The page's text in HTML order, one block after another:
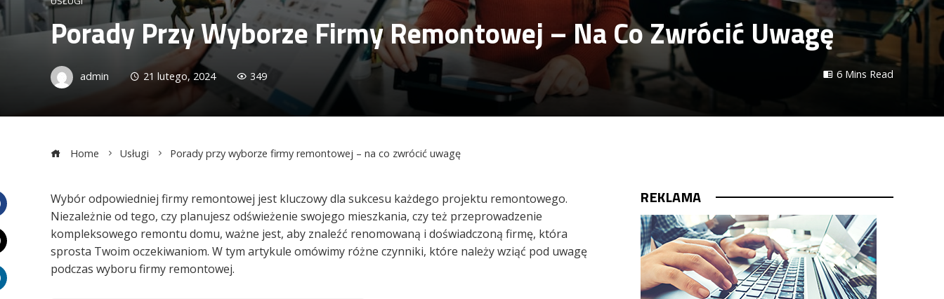
Porady Przy Wyborze Firmy Remontowej – Na Co Zwrócić Uwagę
admin 21 lutego, 2024 349 6 Mins Read
Home Usługi Porady przy wyborze firmy remontowej – na co zwrócić uwagę
Wybór odpowiedniej firmy remontowej jest kluczowy dla sukcesu każdego projektu remontowego.
Niezależnie od tego, czy planujesz odświeżenie swojego mieszkania, czy też przeprowadzenie
kompleksowego remontu domu, ważne jest, aby znaleźć renomowaną i doświadczoną firmę, która
sprosta Twoim oczekiwaniom. W tym artykule omówimy różne czynniki, które należy wziąć pod uwagę
podczas wyboru firmy remontowej.
REKLAMA